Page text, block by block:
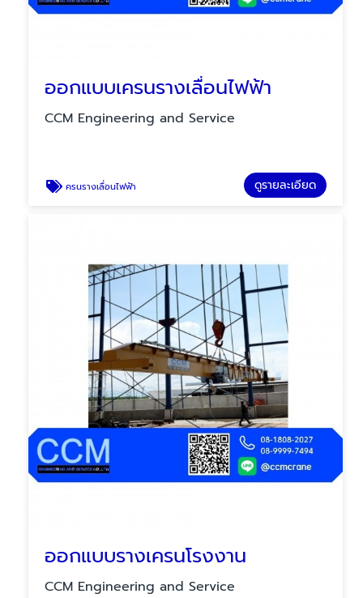
ออกแบบเครนรางเลื่อนไฟฟ้า
CCM Engineering and Service
ครนรางเลื่อนไฟฟ้า ดูรายละเอียด
ออกแบบรางเครนโรงงาน
CCM Engineering and Service